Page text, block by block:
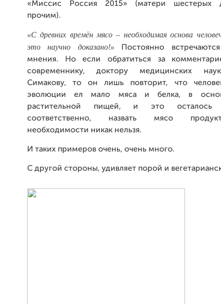
«Миссис Россия 2015» (матери шестерых
прочим).
«С древних времён мясо – необходимая основа
это научно доказано!» Постоянно
мнения. Но если обратиться за
современнику, доктору медицинских
Симакову, то он лишь повторит, что
эволюции ел мало мяса и белка, в
растительной пищей, и это осталось
соответственно, назвать мясо
необходимости никак нельзя.
И таких примеров очень, очень много.
С другой стороны, удивляет порой и